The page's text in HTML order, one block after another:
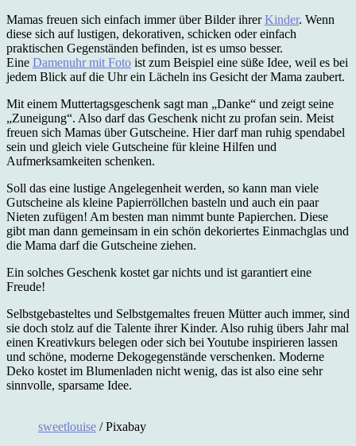
Mamas freuen sich einfach immer über Bilder ihrerKinder. Wenn
diese sich auf lustigen, dekorativen, schicken oder einfach
praktischen Gegenständen befinden, ist es umso besser.
Eine Damenuhr mit Foto ist zum Beispiel eine süße Idee, weil es bei
jedem Blick auf die Uhr ein Lächeln ins Gesicht der Mama zaubert.
Mit einem Muttertagsgeschenk sagt man „Danke“ und zeigt seine
„Zuneigung“. Also darf das Geschenk nicht zu profan sein. Meist
freuen sich Mamas über Gutscheine. Hier darf man ruhig spendabel
sein und gleich viele Gutscheine für kleine Hilfen und
Aufmerksamkeiten schenken.
Soll das eine lustige Angelegenheit werden, so kann man viele
Gutscheine als kleine Papierröllchen basteln und auch ein paar
Nieten zufügen! Am besten man nimmt bunte Papierchen. Diese
gibt man dann gemeinsam in ein schön dekoriertes Einmachglas und
die Mama darf die Gutscheine ziehen.
Ein solches Geschenk kostet gar nichts und ist garantiert eine
Freude!
Selbstgebasteltes und Selbstgemaltes freuen Mütter auch immer, sind
sie doch stolz auf die Talente ihrer Kinder. Also ruhig übers Jahr mal
einen Kreativkurs belegen oder sich bei Youtube inspirieren lassen
und schöne, moderne Dekogegenstände verschenken. Moderne
Deko kostet im Blumenladen nicht wenig, das ist also eine sehr
sinnvolle, sparsame Idee.
sweetlouise / Pixabay